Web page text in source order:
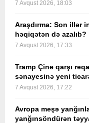
7 Avqust 2026, 18:03
Araşdırma: Son illər
həqiqətən də azalıb?
7 Avqust 2026, 17:33
Tramp Çinə qarşı
sənayesinə yeni
7 Avqust 2026, 17:22
Avropa meşə
yanğınsöndürən